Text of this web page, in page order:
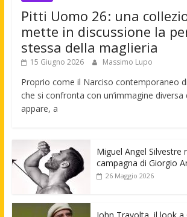
Pitti Uomo 26: una
mette in discussione la
stessa della maglieria
15 Giugno 2026 Massimo Lupo
Proprio come il Narciso contemporaneo
che si confronta con un’immagine diversa
appare, a
Miguel Angel Silvestre
campagna di Giorgio
26 Maggio 2026
John Travolta, il look a